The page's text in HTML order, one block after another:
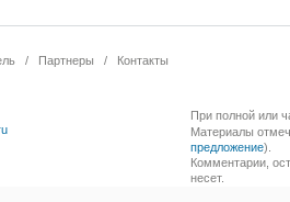
/ Партнеры / Контакты
При полной или
Материалы
предложение).
Комментарии,
несет.